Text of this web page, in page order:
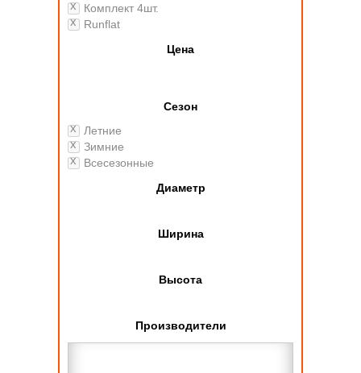
Комплект 4шт.
Runflat
Цена
Сезон
Летние
Зимние
Всесезонные
Диаметр
Ширина
Высота
Производители